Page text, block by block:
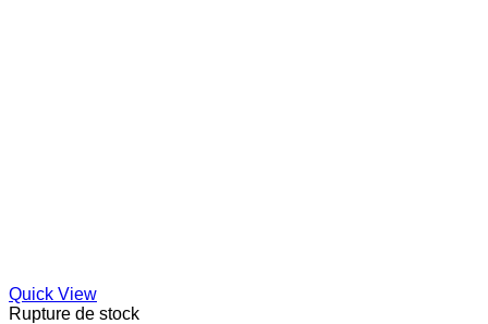
Quick View
Rupture de stock